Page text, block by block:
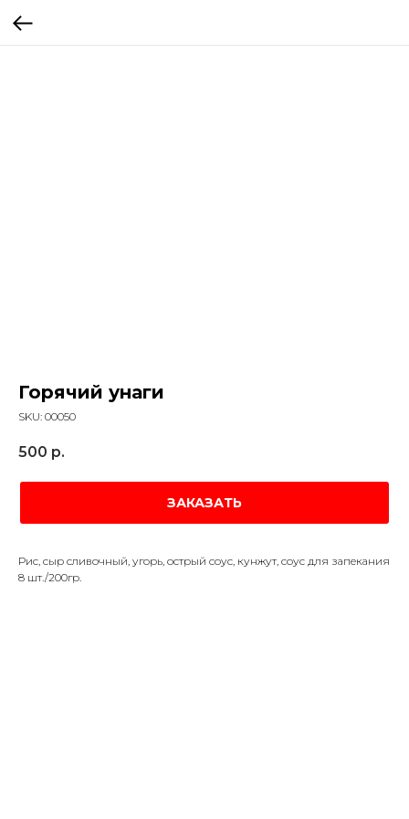
Горячий унаги
SKU: 00050
500 р.
ЗАКАЗАТЬ
Рис, сыр сливочный, угорь, острый соус, кунжут, соус для запекания
8 шт./200гр.